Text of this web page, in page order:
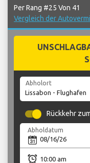
Per Rang #25 Von 41
Vergleich der
Abholort
Rückkehr
Abholdatum